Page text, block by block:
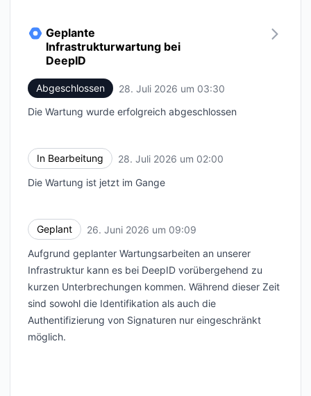
Geplante
Infrastrukturwartung bei
DeepID
Abgeschlossen 28. Juli 2026 um 03:30
Die Wartung wurde erfolgreich abgeschlossen
In Bearbeitung 28. Juli 2026 um 02:00
Die Wartung ist jetzt im Gange
Geplant 26. Juni 2026 um 09:09
Aufgrund geplanter Wartungsarbeiten an unserer
Infrastruktur kann es bei DeepID vorübergehend zu
kurzen Unterbrechungen kommen. Während dieser Zeit
sind sowohl die Identifikation als auch die
Authentifizierung von Signaturen nur eingeschränkt
möglich.